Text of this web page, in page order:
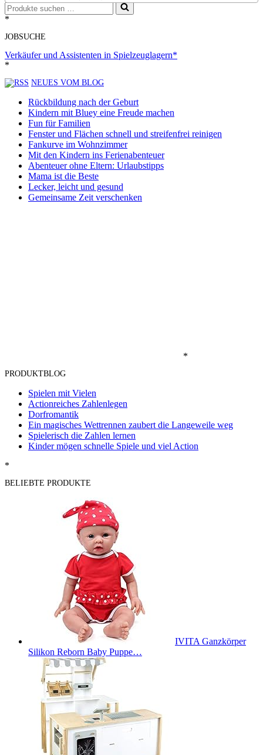
Suchen
nach …
*
JOBSUCHE
Verkäufer und Assistenten in Spielzeuglagern*
*
NEUES VOM BLOG
Rückbildung nach der Geburt
Kindern mit Bluey eine Freude machen
Fun für Familien
Fenster und Flächen schnell und streifenfrei reinigen
Fankurve im Wohnzimmer
Mit den Kindern ins Ferienabenteuer
Abenteuer ohne Eltern: Urlaubstipps
Mama ist die Beste
Lecker, leicht und gesund
Gemeinsame Zeit verschenken
*
PRODUKTBLOG
Spielen mit Vielen
Actionreiches Zahlenlegen
Dorfromantik
Ein magisches Wettrennen zaubert die Langeweile weg
Spielerisch die Zahlen lernen
Kinder mögen schnelle Spiele und viel Action
*
BELIEBTE PRODUKTE
IVITA Ganzkörper
Silikon Reborn Baby Puppe…